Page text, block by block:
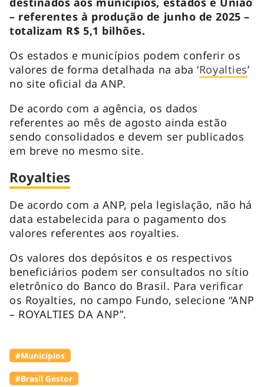
– referentes à produção de junho de 2025 –
totalizam R$ 5,1 bilhões.
Os estados e municípios podem conferir os
valores de forma detalhada na aba ‘Royalties’
no site oficial da ANP.
De acordo com a agência, os dados
referentes ao mês de agosto ainda estão
sendo consolidados e devem ser publicados
em breve no mesmo site.
Royalties
De acordo com a ANP, pela legislação, não há
data estabelecida para o pagamento dos
valores referentes aos royalties.
Os valores dos depósitos e os respectivos
beneficiários podem ser consultados no sítio
eletrônico do Banco do Brasil. Para verificar
os Royalties, no campo Fundo, selecione “ANP
– ROYALTIES DA ANP”.
#Municípios
#Brasil Gestor